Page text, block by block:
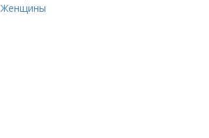
Женщины